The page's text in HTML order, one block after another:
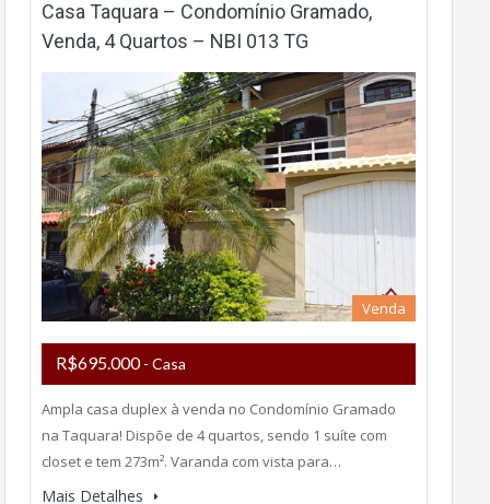
Casa Taquara – Condomínio Gramado,
Venda, 4 Quartos – NBI 013 TG
Venda
R$695.000- Casa
Ampla casa duplex à venda no Condomínio Gramado
na Taquara! Dispõe de 4 quartos, sendo 1 suíte com
closet e tem 273m². Varanda com vista para…
Mais Detalhes